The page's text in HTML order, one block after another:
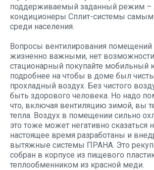
поддерживаемый заданный режим –
кондиционеры Сплит-системы
среди населения.
Вопросы вентилирования помещений
жизненно важными, нет возможности
стационарный покупайте мобильный
подробнее на чтобы в доме был
прохладный воздух. Без чистого
быть здорового человека. Но надо
что, включая вентиляцию зимой, вы
тепла. Воздух в помещении сильно
это тоже может негативно сказаться
настоящее время разработаны и
вытяжные системы ПРАНА. Это
собран в корпусе из пищевого
теплообменником из красной меди.